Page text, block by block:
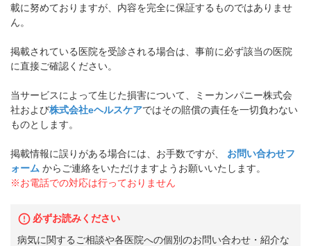
載に努めておりますが、内容を完全に保証するものではありませ
ん。
掲載されている医院を受診される場合は、事前に必ず該当の医院
に直接ご確認ください。
当サービスによって生じた損害について、ミーカンパニー株式会
社および株式会社eヘルスケアではその賠償の責任を一切負わない
ものとします。
掲載情報に誤りがある場合には、お手数ですが、
お問い合わせフ
ォーム からご連絡をいただけますようお願いいたします。
※お電話での対応は行っておりません
必ずお読みください
病気に関するご相談や各医院への個別のお問い合わせ・紹介な